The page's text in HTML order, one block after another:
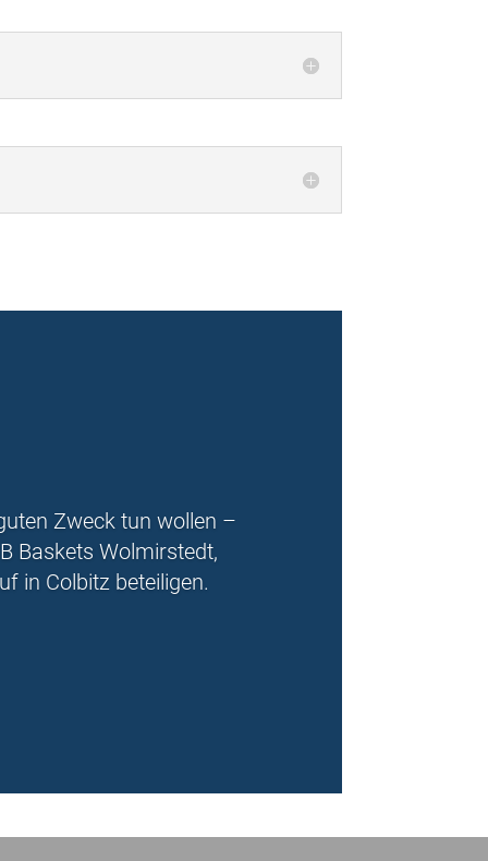
Zweck tun wollen –
Baskets Wolmirstedt,
in Colbitz beteiligen.